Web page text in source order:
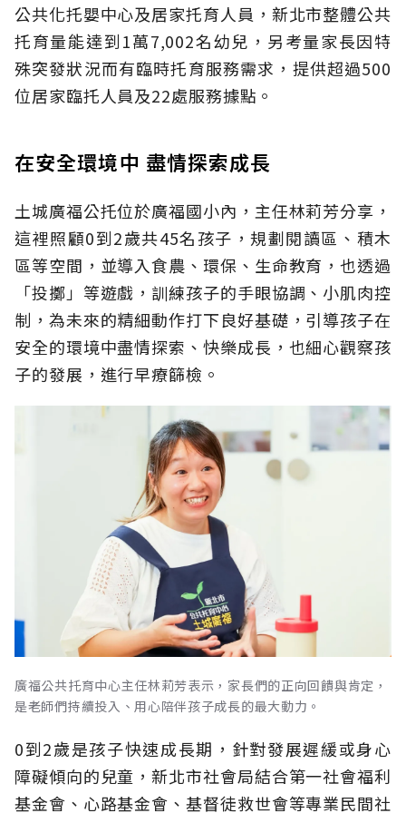
公共化托嬰中心及居家托育人員，新北市整體公共
托育量能達到1萬7,002名幼兒，另考量家長因特
殊突發狀況而有臨時托育服務需求，提供超過500
位居家臨托人員及22處服務據點。
在安全環境中 盡情探索成長
土城廣福公托位於廣福國小內，主任林莉芳分享，
這裡照顧0到2歲共45名孩子，規劃閱讀區、積木
區等空間，並導入食農、環保、生命教育，也透過
「投擲」等遊戲，訓練孩子的手眼協調、小肌肉控
制，為未來的精細動作打下良好基礎，引導孩子在
安全的環境中盡情探索、快樂成長，也細心觀察孩
子的發展，進行早療篩檢。
廣福公共托育中心主任林莉芳表示，家長們的正向回饋與肯定，
是老師們持續投入、用心陪伴孩子成長的最大動力。
0到2歲是孩子快速成長期，針對發展遲緩或身心
障礙傾向的兒童，新北市社會局結合第一社會福利
基金會、心路基金會、基督徒救世會等專業民間社